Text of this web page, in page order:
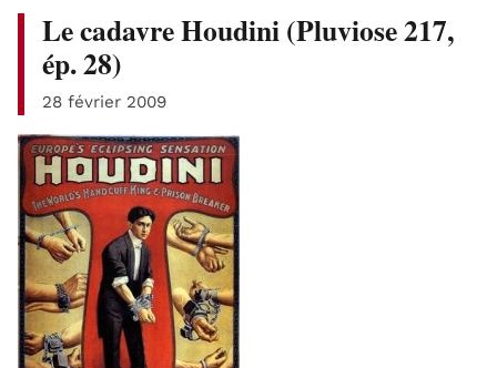
Le cadavre Houdini (Pluviose 217,
ép. 28)
28 février 2009